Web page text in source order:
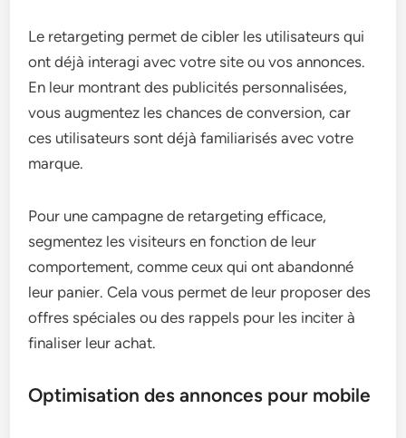
Le retargeting permet de cibler les utilisateurs qui
ont déjà interagi avec votre site ou vos annonces.
En leur montrant des publicités personnalisées,
vous augmentez les chances de conversion, car
ces utilisateurs sont déjà familiarisés avec votre
marque.
Pour une campagne de retargeting efficace,
segmentez les visiteurs en fonction de leur
comportement, comme ceux qui ont abandonné
leur panier. Cela vous permet de leur proposer des
offres spéciales ou des rappels pour les inciter à
finaliser leur achat.
Optimisation des annonces pour mobile